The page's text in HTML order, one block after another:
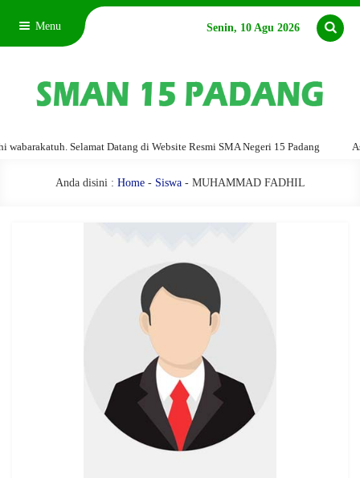
Menu Senin, 10 Agu 2026
Selamat Datang di Website Resmi SMA Negeri 15 Padang
Anda disini : Home- Siswa- MUHAMMAD FADHIL